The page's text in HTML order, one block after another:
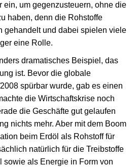
ein, um gegenzusteuern, ohne die
haben, denn die Rohstoffe
gehandelt und dabei spielen viele
eine Rolle.
dramatisches Beispiel, das
ist. Bevor die globale
spürbar wurde, gab es einen
die Wirtschaftskrise noch
die Geschäfte gut gelaufen
nichts mehr. Aber mit dem Boom
beim Erdöl als Rohstoff für
natürlich für die Treibstoffe
sowie als Energie in Form von